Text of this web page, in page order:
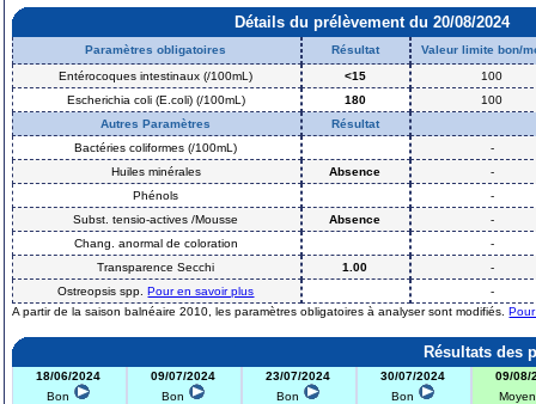
Détails du prélèvement du 20/08/2024
Paramètres obligatoires Résultat
Valeur limite bon/
Entérocoques intestinaux (/100mL)
<15
100
Escherichia coli (E.coli) (/100mL)
180
100
Autres Paramètres
Résultat
Bactéries coliformes (/100mL)
-
Huiles minérales
Absence
-
Phénols
-
Subst. tensio-actives /Mousse
Absence
-
Chang. anormal de coloration
-
Transparence Secchi
1.00
-
Ostreopsis spp.Pour en savoir plus
-
A partir de la saison balnéaire 2010, les paramètres obligatoires à analyser sont modifiés.
Résultats des
18/06/2024
Bon
09/07/2024
Bon
23/07/2024
Bon
30/07/2024
Bon
09/08/